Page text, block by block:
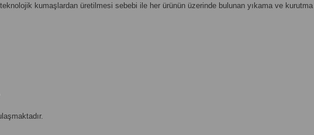
kumaşlardan üretilmesi sebebi ile her ürünün üzerinde bulunan yıkama ve kurutma